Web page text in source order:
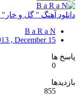
دانلود آهنگ " گل و
B a R a N
, December 15
پاسخ ها
0
بازدیدها
855